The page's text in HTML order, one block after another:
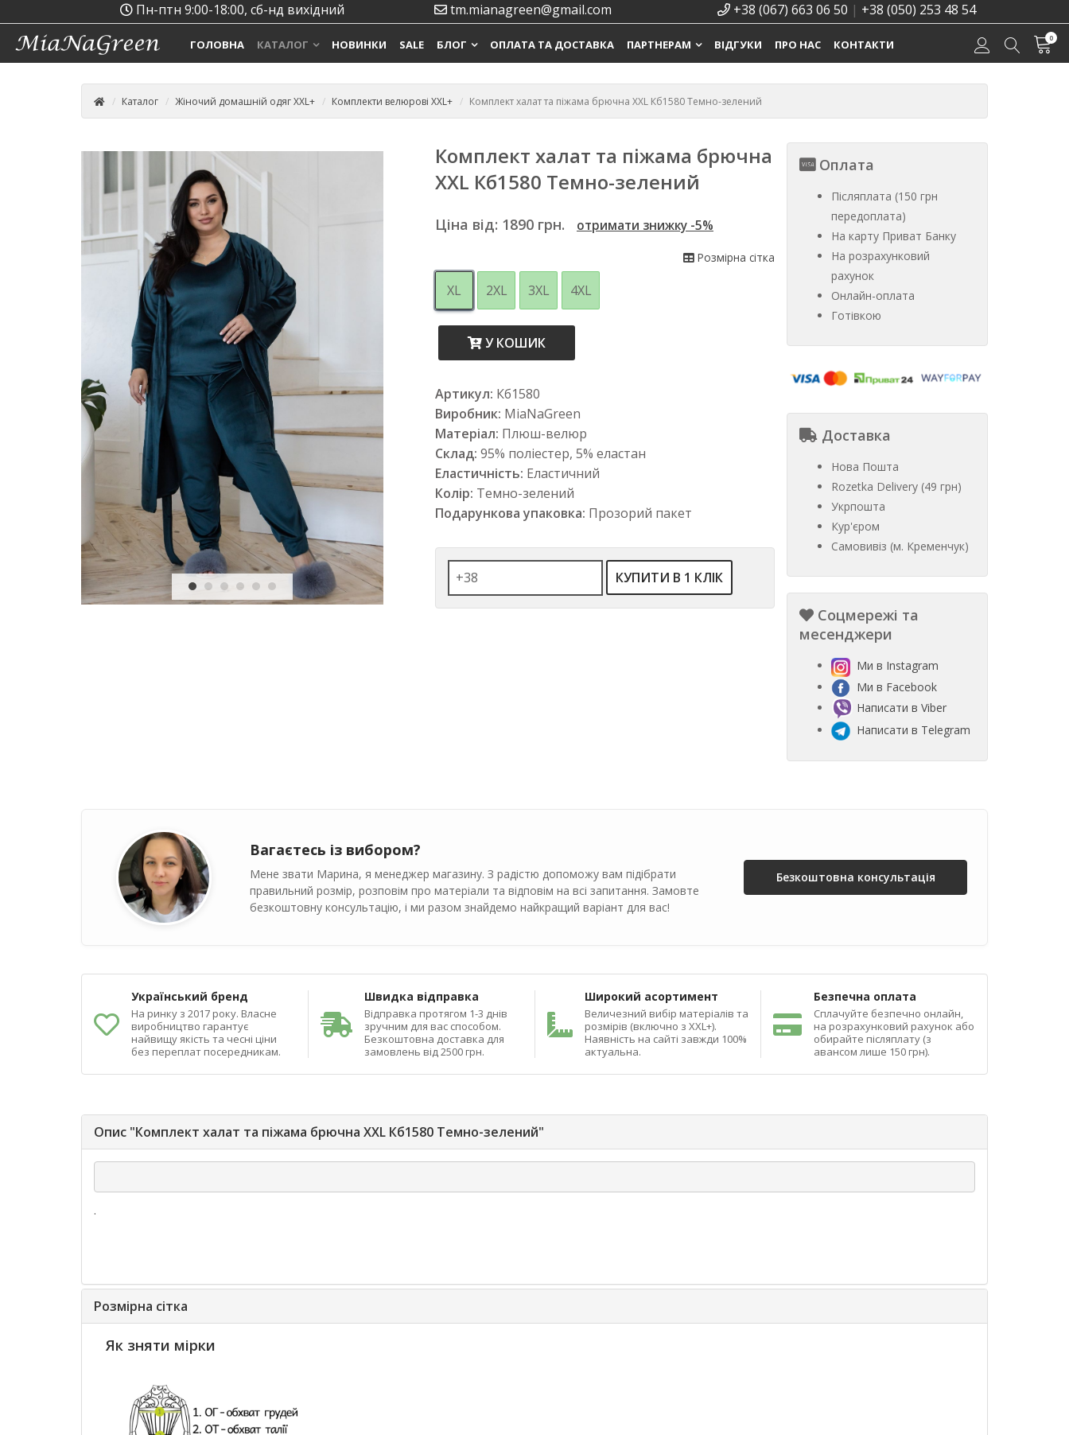
Пн-птн 9:00-18:00, сб-нд вихідний tm.mianagreen@gmail.com +38 (067) 663 06 50 | +38 (050) 253 48 54
0
ГОЛОВНА КАТАЛОГ НОВИНКИ SALE БЛОГ ОПЛАТА ТА ДОСТАВКА ПАРТНЕРАМ ВІДГУКИ ПРО НАС КОНТАКТИ
Каталог Жіночий домашній одяг XXL+ Комплекти велюрові XXL+ Комплект халат та піжама брючна XXL Кб1580 Темно-зелений
Комплект халат та піжама брючна
XXL Кб1580 Темно-зелений
Ціна від: 1890 грн. отримати знижку -5%
Розмірна сітка
XL 2XL 3XL 4XL
У КОШИК
Артикул: Кб1580
Виробник: MiaNaGreen
Матеріал: Плюш-велюр
Склад: 95% поліестер, 5% еластан
Еластичність: Еластичний
Колір: Темно-зелений
Подарункова упаковка: Прозорий пакет
КУПИТИ В 1 КЛІК
Оплата
Післяплата (150 грн
передоплата)
На карту Приват Банку
На розрахунковий
рахунок
Онлайн-оплата
Готівкою
Доставка
Нова Пошта
Rozetka Delivery (49 грн)
Укрпошта
Кур'єром
Самовивіз (м. Кременчук)
Соцмережі та
месенджери
Ми в Instagram
Ми в Facebook
Написати в Viber
Написати в Telegram
Вагаєтесь із вибором?
Мене звати Марина, я менеджер магазину. З радістю допоможу вам підібрати
правильний розмір, розповім про матеріали та відповім на всі запитання. Замовте
безкоштовну консультацію, і ми разом знайдемо найкращий варіант для вас!
Безкоштовна консультація
Український бренд
На ринку з 2017 року. Власне
виробництво гарантує
найвищу якість та чесні ціни
без переплат посередникам.
Швидка відправка
Відправка протягом 1-3 днів
зручним для вас способом.
Безкоштовна доставка для
замовлень від 2500 грн.
Широкий асортимент
Величезний вибір матеріалів та
розмірів (включно з XXL+).
Наявність на сайті завжди 100%
актуальна.
Безпечна оплата
Сплачуйте безпечно онлайн,
на розрахунковий рахунок або
обирайте післяплату (з
авансом лише 150 грн).
Опис "Комплект халат та піжама брючна XXL Кб1580 Темно-зелений"
.
Розмірна сітка
Як зняти мірки